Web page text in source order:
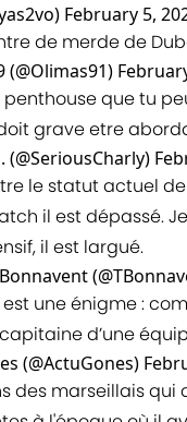
February 5,
de merde de
que tu
grave etre
le statut actuel
il est dépassé.
il est largué.
est une énigme :
d’une
(@ActuGones)
des marseillais